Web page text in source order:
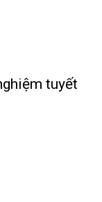
tuyết